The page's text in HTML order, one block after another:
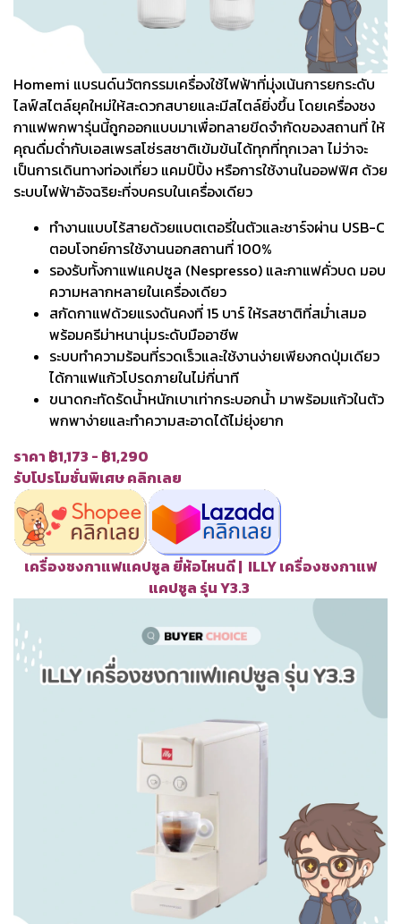
Homemi แบรนด์นวัตกรรมเครื่องใช้ไฟฟ้าที่มุ่งเน้นการยกระดับ
ไลฟ์สไตล์ยุคใหม่ให้สะดวกสบายและมีสไตล์ยิ่งขึ้น โดยเครื่องชง
กาแฟพกพารุ่นนี้ถูกออกแบบมาเพื่อทลายขีดจำกัดของสถานที่ ให้
คุณดื่มด่ำกับเอสเพรสโซ่รสชาติเข้มข้นได้ทุกที่ทุกเวลา ไม่ว่าจะ
เป็นการเดินทางท่องเที่ยว แคมป์ปิ้ง หรือการใช้งานในออฟฟิศ ด้วย
ระบบไฟฟ้าอัจฉริยะที่จบครบในเครื่องเดียว
ทำงานแบบไร้สายด้วยแบตเตอรี่ในตัวและชาร์จผ่าน USB-C
ตอบโจทย์การใช้งานนอกสถานที่ 100%
รองรับทั้งกาแฟแคปซูล (Nespresso) และกาแฟคั่วบด มอบ
ความหลากหลายในเครื่องเดียว
สกัดกาแฟด้วยแรงดันคงที่ 15 บาร์ ให้รสชาติที่สม่ำเสมอ
พร้อมครีม่าหนานุ่มระดับมืออาชีพ
ระบบทำความร้อนที่รวดเร็วและใช้งานง่ายเพียงกดปุ่มเดียว
ได้กาแฟแก้วโปรดภายในไม่กี่นาที
ขนาดกะทัดรัดน้ำหนักเบาเท่ากระบอกน้ำ มาพร้อมแก้วในตัว
พกพาง่ายและทำความสะอาดได้ไม่ยุ่งยาก
ราคา ฿1,173 - ฿1,290
รับโปรโมชั่นพิเศษ คลิกเลย
เครื่องชงกาแฟแคปซูล ยี่ห้อไหนดี | ILLY เครื่องชงกาแฟ
แคปซูล รุ่น Y3.3